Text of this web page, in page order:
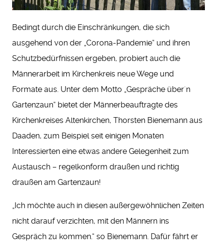
Bedingt durch die Einschränkungen, die sich
ausgehend von der „Corona-Pandemie“ und ihren
Schutzbedürfnissen ergeben, probiert auch die
Männerarbeit im Kirchenkreis neue Wege und
Formate aus. Unter dem Motto „Gespräche über´n
Gartenzaun“ bietet der Männerbeauftragte des
Kirchenkreises Altenkirchen, Thorsten Bienemann aus
Daaden, zum Beispiel seit einigen Monaten
Interessierten eine etwas andere Gelegenheit zum
Austausch – regelkonform draußen und richtig
draußen am Gartenzaun!
„Ich möchte auch in diesen außergewöhnlichen Zeiten
nicht darauf verzichten, mit den Männern ins
Gespräch zu kommen.“ so Bienemann. Dafür fährt er